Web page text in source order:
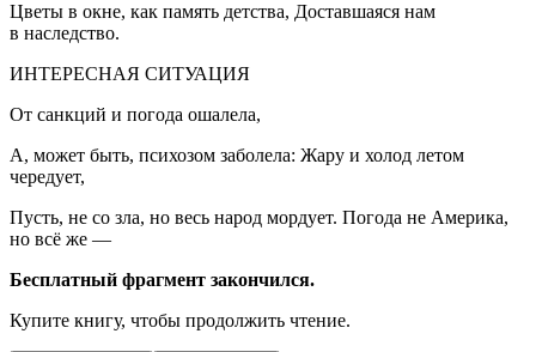
Цветы в окне, как память детства, Доставшаяся нам
в наследство.
ИНТЕРЕСНАЯ СИТУАЦИЯ
От санкций и погода ошалела,
А, может быть, психозом заболела: Жару и холод летом
чередует,
Пусть, не со зла, но весь народ мордует. Погода не Америка,
но всё же —
Бесплатный фрагмент закончился.
Купите книгу, чтобы продолжить чтение.